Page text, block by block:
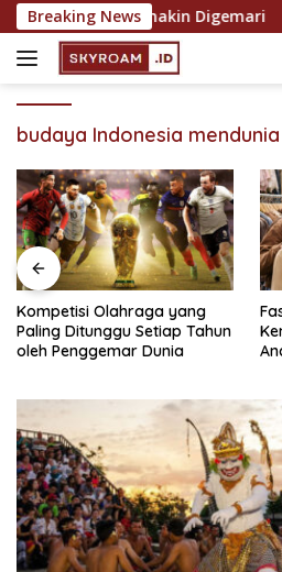
Skip
to
content
Breaking News
yang Semakin Digemari
budaya Indonesia mendunia
Kompetisi Olahraga yang
Paling Ditunggu Setiap Tahun
oleh Penggemar Dunia